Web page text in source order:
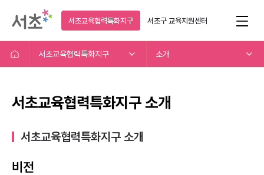
서초교육협력특화지구 서초구교육지원센터
서초교육협력특화지구 소개
서초교육협력특화지구 소개
서초교육협력특화지구 소개​
비전